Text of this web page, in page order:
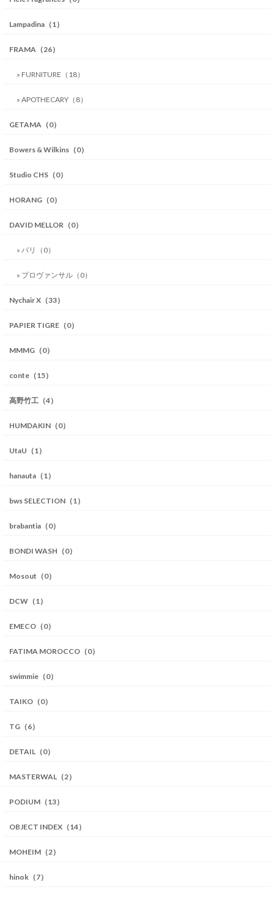
Lampadina（1）
FRAMA（26）
» FURNITURE（18）
» APOTHECARY（8）
GETAMA（0）
Bowers & Wilkins（0）
Studio CHS（0）
HORANG（0）
DAVID MELLOR（0）
» パリ（0）
» プロヴァンサル（0）
Nychair X（33）
PAPIER TIGRE（0）
MMMG（0）
conte（15）
高野竹工（4）
HUMDAKIN（0）
UtaU（1）
hanauta（1）
bws SELECTION（1）
brabantia（0）
BONDI WASH（0）
Mosout（0）
DCW（1）
EMECO（0）
FATIMA MOROCCO（0）
swimmie（0）
TAIKO（0）
TG（6）
DETAIL（0）
MASTERWAL（2）
PODIUM（13）
OBJECT INDEX（14）
MOHEIM（2）
hinok（7）